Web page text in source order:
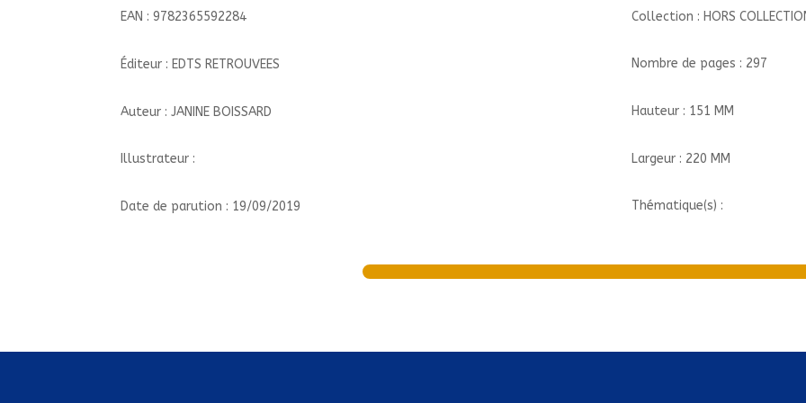
EAN : 9782365592284
Éditeur : EDTS RETROUVEES
Auteur : JANINE BOISSARD
Illustrateur :
Date de parution : 19/09/2019
Collection : HORS
Nombre de pages : 297
Hauteur : 151 MM
Largeur : 220 MM
Thématique(s) :